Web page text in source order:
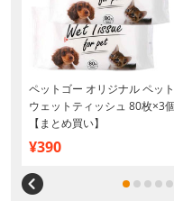
ペットゴー オリジナル ペッ
ウェットティッシュ 80枚×3個
【まとめ買い】
¥390